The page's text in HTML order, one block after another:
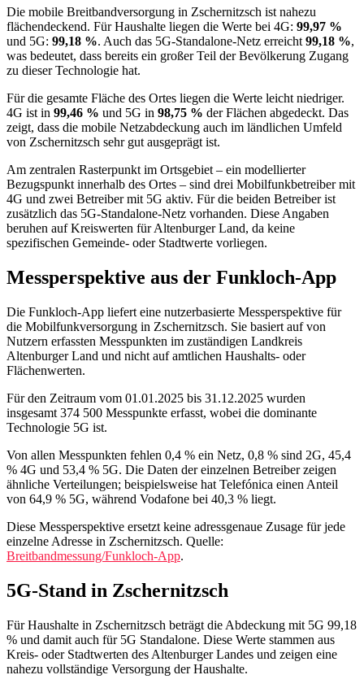
Die mobile Breitbandversorgung in Zschernitzsch ist nahezu
flächendeckend. Für Haushalte liegen die Werte bei 4G: 99,97 %
und 5G: 99,18 %. Auch das 5G-Standalone-Netz erreicht 99,18 %,
was bedeutet, dass bereits ein großer Teil der Bevölkerung Zugang
zu dieser Technologie hat.
Für die gesamte Fläche des Ortes liegen die Werte leicht niedriger.
4G ist in 99,46 % und 5G in 98,75 % der Flächen abgedeckt. Das
zeigt, dass die mobile Netzabdeckung auch im ländlichen Umfeld
von Zschernitzsch sehr gut ausgeprägt ist.
Am zentralen Rasterpunkt im Ortsgebiet – ein modellierter
Bezugspunkt innerhalb des Ortes – sind drei Mobilfunkbetreiber mit
4G und zwei Betreiber mit 5G aktiv. Für die beiden Betreiber ist
zusätzlich das 5G-Standalone-Netz vorhanden. Diese Angaben
beruhen auf Kreiswerten für Altenburger Land, da keine
spezifischen Gemeinde- oder Stadtwerte vorliegen.
Messperspektive aus der Funkloch-App
Die Funkloch-App liefert eine nutzerbasierte Messperspektive für
die Mobilfunkversorgung in Zschernitzsch. Sie basiert auf von
Nutzern erfassten Messpunkten im zuständigen Landkreis
Altenburger Land und nicht auf amtlichen Haushalts- oder
Flächenwerten.
Für den Zeitraum vom 01.01.2025 bis 31.12.2025 wurden
insgesamt 374 500 Messpunkte erfasst, wobei die dominante
Technologie 5G ist.
Von allen Messpunkten fehlen 0,4 % ein Netz, 0,8 % sind 2G, 45,4
% 4G und 53,4 % 5G. Die Daten der einzelnen Betreiber zeigen
ähnliche Verteilungen; beispielsweise hat Telefónica einen Anteil
von 64,9 % 5G, während Vodafone bei 40,3 % liegt.
Diese Messperspektive ersetzt keine adressgenaue Zusage für jede
einzelne Adresse in Zschernitzsch. Quelle:
Breitbandmessung/Funkloch-App.
5G-Stand in Zschernitzsch
Für Haushalte in Zschernitzsch beträgt die Abdeckung mit 5G 99,18
% und damit auch für 5G Standalone. Diese Werte stammen aus
Kreis- oder Stadtwerten des Altenburger Landes und zeigen eine
nahezu vollständige Versorgung der Haushalte.